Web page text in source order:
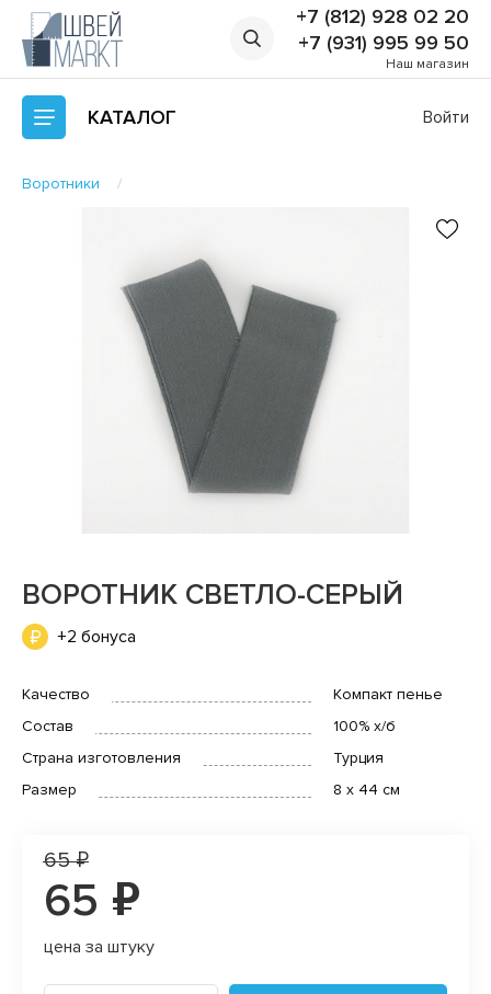
+7 (812) 928 02 20
+7 (931) 995 99 50
Наш магазин
КАТАЛОГ Войти
Воротники
ВОРОТНИК СВЕТЛО-СЕРЫЙ
+2 бонуса
Качество
Компакт пенье
Состав
100% х/б
Страна изготовления
Турция
Размер
8 x 44 см
65 ₽
65 ₽
цена за штуку